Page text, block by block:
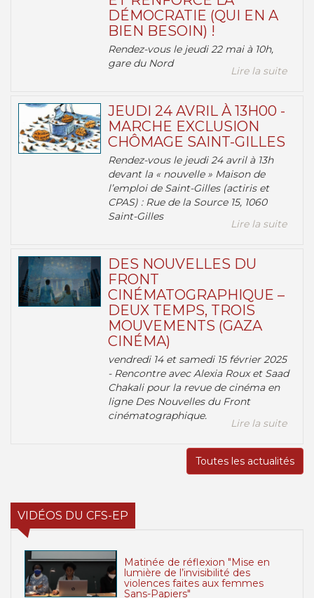
DÉMOCRATIE (QUI EN A
BIEN BESOIN) !
Rendez-vous le jeudi 22 mai à 10h,
gare du Nord
Lire la suite
JEUDI 24 AVRIL À 13H00 -
MARCHE EXCLUSION
CHÔMAGE SAINT-GILLES
Rendez-vous le jeudi 24 avril à 13h
devant la « nouvelle » Maison de
l’emploi de Saint-Gilles (actiris et
CPAS) : Rue de la Source 15, 1060
Saint-Gilles
Lire la suite
DES NOUVELLES DU
FRONT
CINÉMATOGRAPHIQUE –
DEUX TEMPS, TROIS
MOUVEMENTS (GAZA
CINÉMA)
vendredi 14 et samedi 15 février 2025
- Rencontre avec Alexia Roux et Saad
Chakali pour la revue de cinéma en
ligne Des Nouvelles du Front
cinématographique.
Lire la suite
Toutes les actualités
VIDÉOS DU CFS-EP
Matinée de réflexion "Mise en
lumière de l’invisibilité des
violences faites aux femmes
Sans-Papiers"